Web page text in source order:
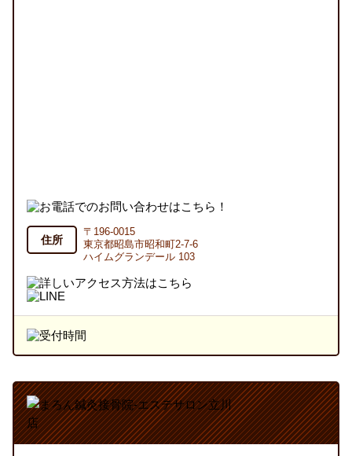
住所
〒196-0015
東京都昭島市昭和町2-7-6
ハイムグランデール 103